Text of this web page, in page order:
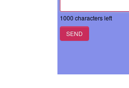
1000 characters left
SEND